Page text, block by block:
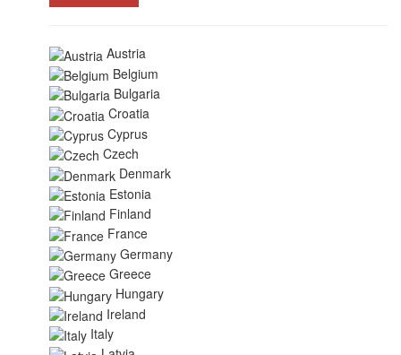
Austria
Belgium
Bulgaria
Croatia
Cyprus
Czech
Denmark
Estonia
Finland
France
Germany
Greece
Hungary
Ireland
Italy